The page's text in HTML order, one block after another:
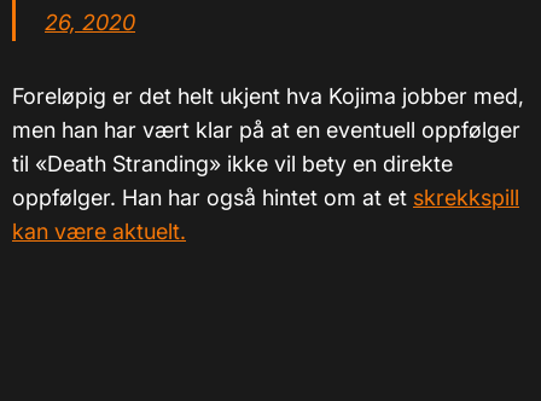
26, 2020
Foreløpig er det helt ukjent hva Kojima jobber med,
men han har vært klar på at en eventuell oppfølger
til «Death Stranding» ikke vil bety en direkte
oppfølger. Han har også hintet om at et skrekkspill
kan være aktuelt.